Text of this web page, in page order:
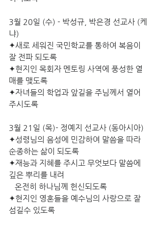
3월 20일 (수) - 박성규, 박은경 선교사 (케
냐)
✦새로 세워진 국민학교를 통하여 복음이
잘 전파 되도록
✦현지인 목회자 멘토링 사역에 풍성한 열
매를 맺도록
✦자녀들의 학업과 앞길을 주님께서 열어
주시도록
3월 21일 (목)- 정예지 선교사 (동아시아)
✦성령님의 음성에 민감하여 말씀을 따라
순종하는 삶이 되도록
✦재능과 지혜를 주시고 무엇보다 말씀에
깊은 뿌리를 내려
온전히 하나님께 헌신되도록
✦현지인 영혼들을 예수님의 사랑으로 잘
섬길수 있도록